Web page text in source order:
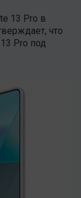
13 Pro в
что
Pro под